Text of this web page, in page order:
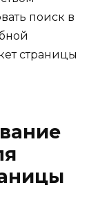
поиск в
страницы